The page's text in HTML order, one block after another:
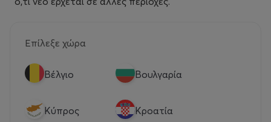
Επίλεξε χώρα
Βέλγιο Βουλγαρία
Κύπρος Κροατία